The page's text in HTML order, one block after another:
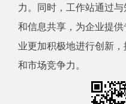
力。
同时， 工作站通过与
和信息共享， 为企业提
业更加积极地进行创新
和市场竞争力。